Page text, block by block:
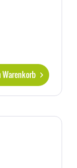
Warenkorb